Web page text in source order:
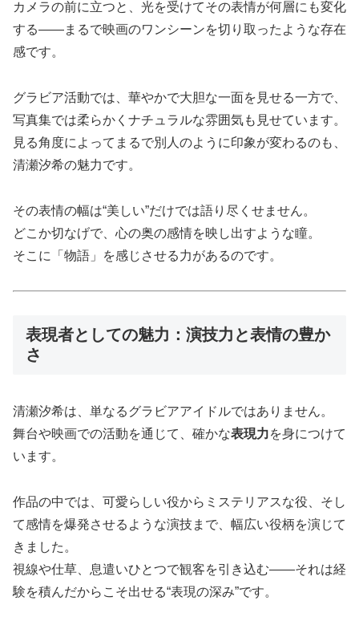
カメラの前に立つと、光を受けてその表情が何層にも変化
する――まるで映画のワンシーンを切り取ったような存在
感です。
グラビア活動では、華やかで大胆な一面を見せる一方で、
写真集では柔らかくナチュラルな雰囲気も見せています。
見る角度によってまるで別人のように印象が変わるのも、
清瀬汐希の魅力です。
その表情の幅は“美しい”だけでは語り尽くせません。
どこか切なげで、心の奥の感情を映し出すような瞳。
そこに「物語」を感じさせる力があるのです。
表現者としての魅力：演技力と表情の豊か
さ
清瀬汐希は、単なるグラビアアイドルではありません。
舞台や映画での活動を通じて、確かな表現力を身につけて
います。
作品の中では、可愛らしい役からミステリアスな役、そし
て感情を爆発させるような演技まで、幅広い役柄を演じて
きました。
視線や仕草、息遣いひとつで観客を引き込む――それは経
験を積んだからこそ出せる“表現の深み”です。